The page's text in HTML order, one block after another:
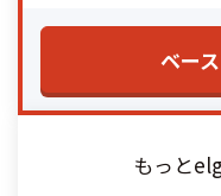
ベー
もっと